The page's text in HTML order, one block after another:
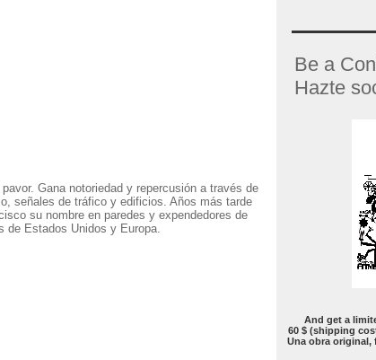
Be a
Hazte
And get a
60 $ (shipping
Una obra original,
Gana notoriedad y repercusión a través de
señales de tráfico y edificios. Años más tarde
su nombre en paredes y expendedores de
de Estados Unidos y Europa.